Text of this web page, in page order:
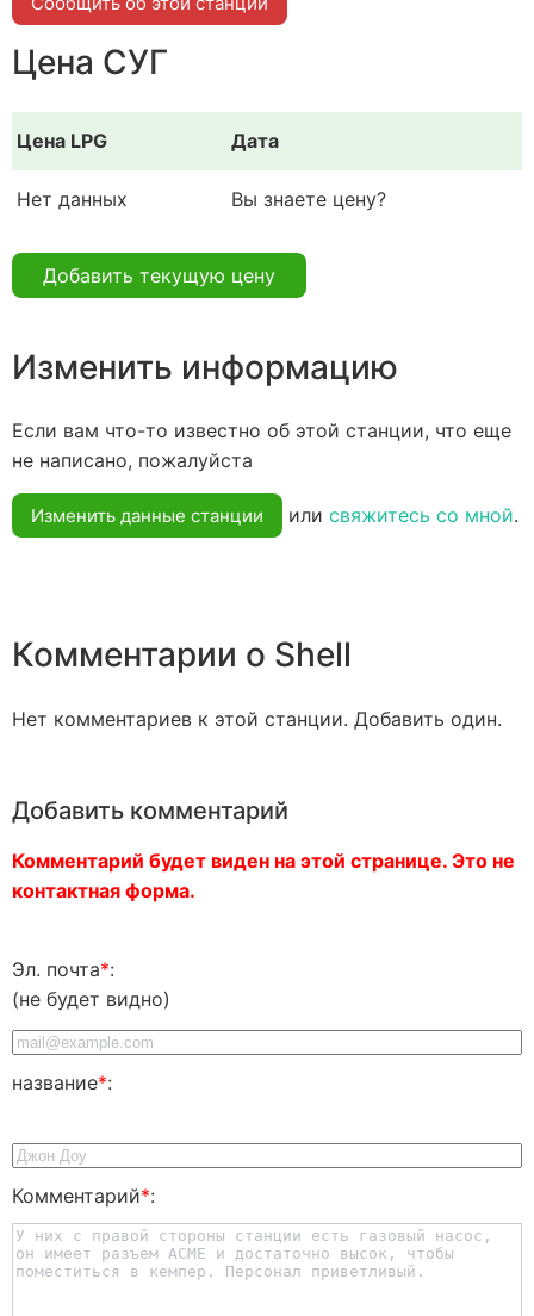
Цена СУГ
Цена LPG Дата
Нет данных Вы знаете цену?
Добавить текущую цену
Изменить информацию
Если вам что-то известно об этой станции, что еще
не написано, пожалуйста
Изменить данные станции или свяжитесь со мной.
Комментарии о Shell
Нет комментариев к этой станции. Добавить один.
Добавить комментарий
Комментарий будет виден на этой странице. Это не
контактная форма.
Эл. почта*:
(не будет видно)
название*:
Комментарий*: